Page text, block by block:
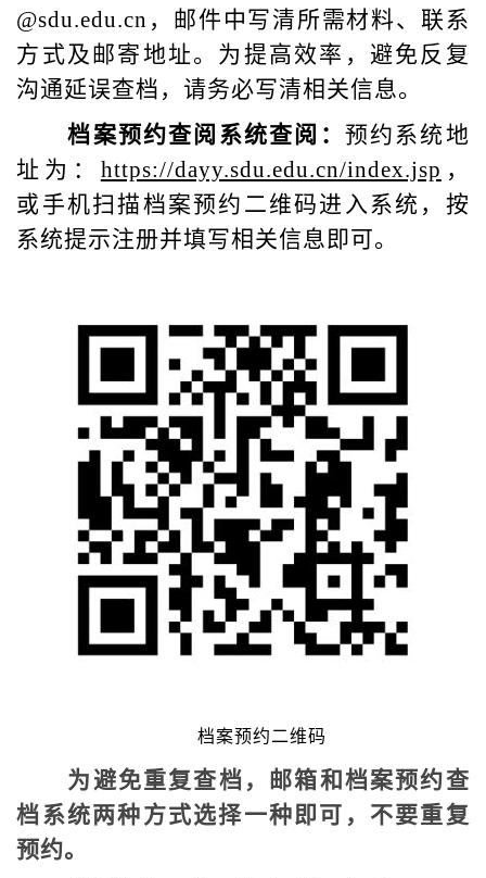
@sdu.edu.cn，邮件中写清所需材料、联系
方式及邮寄地址。为提高效率，避免反复
沟通延误查档，请务必写清相关信息。
档案预约查阅系统查阅： 预约系统地
址为： https://dayy.sdu.edu.cn/index.jsp ，
或手机扫描档案预约二维码进入系统，按
系统提示注册并填写相关信息即可。
档案预约二维码
为避免重复查档，邮箱和档案预约查
档系统两种方式选择一种即可，不要重复
预约。